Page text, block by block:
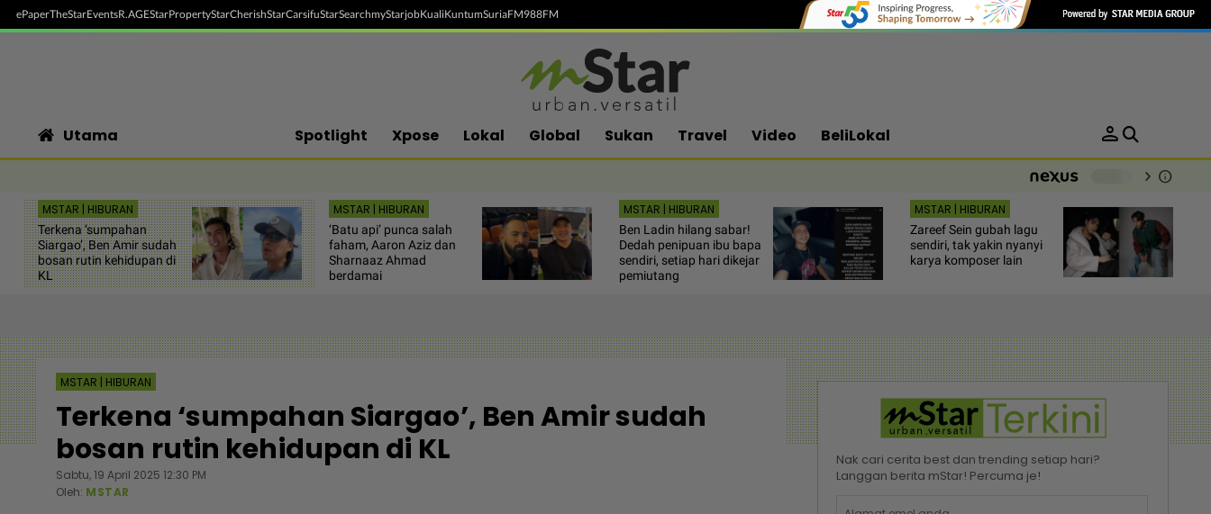
ePaperTheStarEventsR.AGEStarPropertyStarCherishStarCarsifuStarSearchmyStarjobKualiKuntumSuriaFM988FM
Utama Spotlight Xpose Lokal Global Sukan Travel Video BeliLokal person
chevron_right info
MSTAR | HIBURAN
Terkena ‘sumpahan
Siargao’, Ben Amir sudah
bosan rutin kehidupan di
KL
MSTAR | HIBURAN
‘Batu api’ punca salah
faham, Aaron Aziz dan
Sharnaaz Ahmad
berdamai
MSTAR | HIBURAN
Ben Ladin hilang sabar!
Dedah penipuan ibu bapa
sendiri, setiap hari dikejar
pemiutang
MSTAR | HIBURAN
Zareef Sein gubah lagu
sendiri, tak yakin nyanyi
karya komposer lain
MSTAR | HIBURAN
Terkena ‘sumpahan Siargao’, Ben Amir sudah
bosan rutin kehidupan di KL
Sabtu, 19 April 2025 12:30 PM
Oleh: MSTAR
Nak cari cerita best dan trending setiap hari?
Langgan berita mStar! Percuma je!